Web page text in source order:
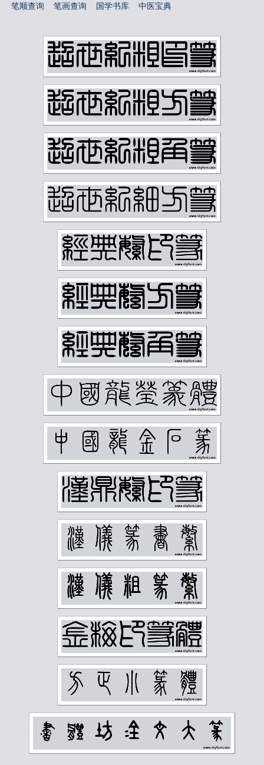
唐云
唐醉石 商承祚
姚华
寇遐 寿石工
居廉
庞元济 康有为
康殷
张书旂 张伯英
张伯驹
张大千 张大壮
张宗祥
徐三庚 徐世昌
徐悲鸿
徐燕孙 徐生翁
方介堪
易孺 曾熙
朱复戡
李叔同 李可染
李瑞清
李苦禅 李葆恂
来楚生
林散之 林纾
林风眠
汪鸣銮 沈尹默
沈曾植
沙孟海 河海霞
溥儒
潘天寿 王世镗
王个簃
王懿荣 王梦白
王森然
王蘧常 王遐举
王震
石鲁 祁崑
祝嘉
秦咢生 程璋
章士钊
童雪鸿 端方
反字字典
简经纶 篆刻字典
经亨颐
罗振玉 罗福颐
翁同龢
胡佩衡 胡光炜
胡钁
萧劳 萧娴
萧蜕庵
萧龙士 董寿平
蒋汝藻
蔡鹤汀 蔡鹤洲
虚谷
裴景福 诸乐三
谢国桢
谢稚柳 谭延闿
费念慈
赵石 赵铁山
邓尔雅
邵宇
郑孝胥 郑文焯
郑昶
郭味蕖 郭沫若
郭风惠
金石大字典 钟刚中
钱君匋
钱松岩 钱瘦铁
陆俨少
陆抑非 陆维钊
陈之佛
陈叔亮 陈叔通
陈君藻
陈子庄 陈少梅
陈巨来
陈缘督 陈衡恪
陶博吾
顾廷龙 顾麟士
马一浮
马公愚 马叙伦
马晋
高二适 高剑父
高奇峰
鲁迅 麦华三
黄士陵
黄山寿 黄节
黄葆戊
齐燕铭 齐璜
笔顺查询
笔画查询 国学书库 中医宝典